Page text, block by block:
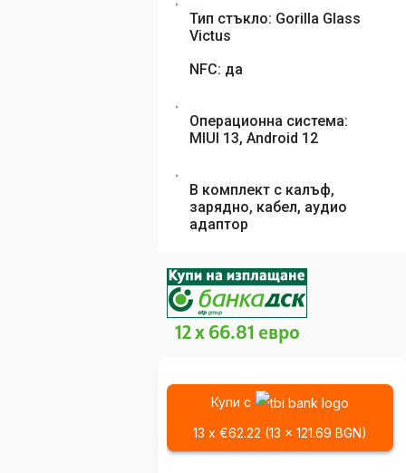
Тип стъкло: Gorilla Glass
Victus
NFC: да
Операционна система:
MIUI 13, Android 12
В комплект с калъф,
зарядно, кабел, аудио
адаптор
Купи с
13 x €62.22 (13 x 121.69 BGN)
12 x 66.81 евро